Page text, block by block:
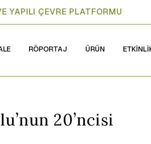
YAPILI ÇEVRE PLATFORMU
RÖPORTAJ ÜRÜN
20’ncisi